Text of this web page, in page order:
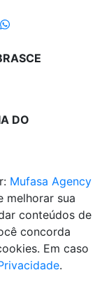
DO
Mufasa Agency
melhorar sua
conteúdos de
concorda
Em caso
.